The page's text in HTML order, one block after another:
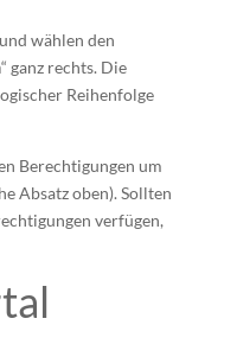
wählen den
“ ganz rechts. Die
Reihenfolge
Berechtigungen um
Absatz oben). Sollten
verfügen,